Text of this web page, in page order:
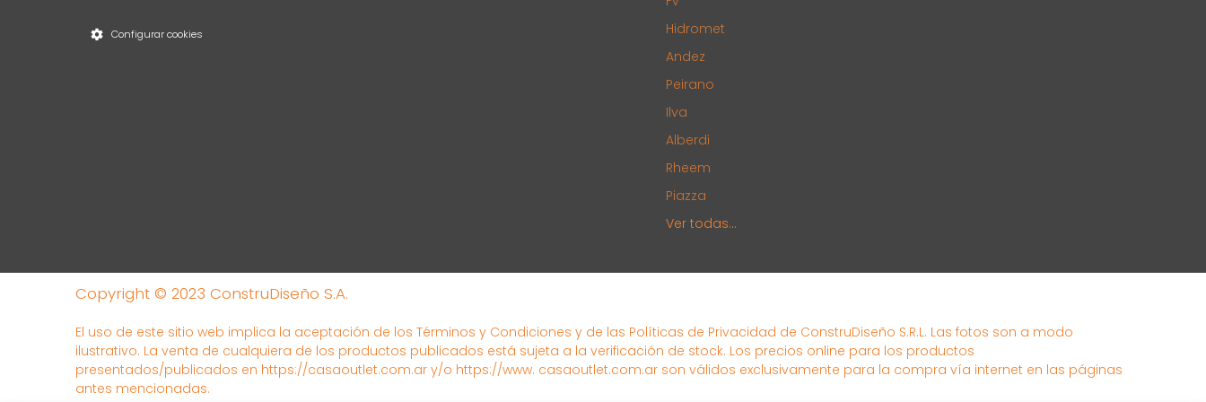
Configurar cookies
Hidromet
Andez
Peirano
Ilva
Alberdi
Rheem
Piazza
Ver todas...
Copyright © 2023 ConstruDiseño S.A.
El uso de este sitio web implica la aceptación de los Términos y Condiciones y de las Políticas de Privacidad de ConstruDiseño S.R.L. Las fotos son a modo
ilustrativo. La venta de cualquiera de los productos publicados está sujeta a la verificación de stock. Los precios online para los productos
presentados/publicados en https://casaoutlet.com.ar y/o https://www. casaoutlet.com.ar son válidos exclusivamente para la compra vía internet en las páginas
antes mencionadas.